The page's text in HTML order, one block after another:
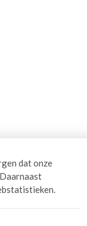
dat onze